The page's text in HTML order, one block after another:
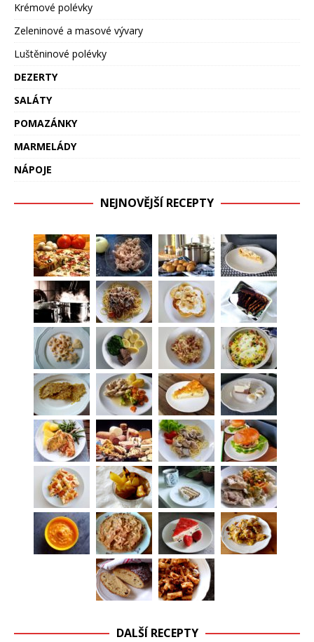
Krémové polévky
Zeleninové a masové vývary
Luštěninové polévky
DEZERTY
SALÁTY
POMAZÁNKY
MARMELÁDY
NÁPOJE
NEJNOVĚJŠÍ RECEPTY
DALŠÍ RECEPTY